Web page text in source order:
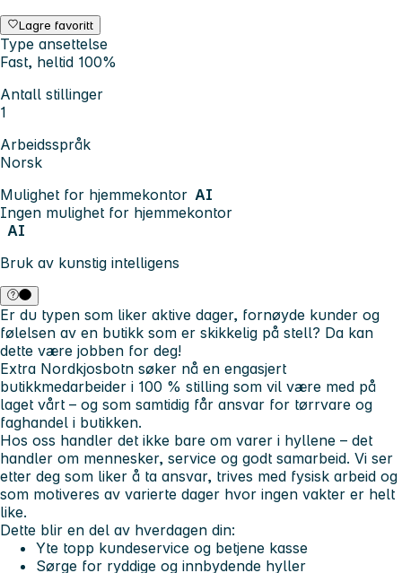
Lagre favoritt
Type ansettelse
Fast, heltid 100%
Antall stillinger
1
Arbeidsspråk
Norsk
Mulighet for hjemmekontor AI
Ingen mulighet for hjemmekontor
AI
Bruk av kunstig intelligens
Er du typen som liker aktive dager, fornøyde kunder og
følelsen av en butikk som er skikkelig på stell? Da kan
dette være jobben for deg!
Extra Nordkjosbotn søker nå en engasjert
butikkmedarbeider i 100 % stilling som vil være med på
laget vårt – og som samtidig får ansvar for tørrvare og
faghandel i butikken.
Hos oss handler det ikke bare om varer i hyllene – det
handler om mennesker, service og godt samarbeid. Vi ser
etter deg som liker å ta ansvar, trives med fysisk arbeid og
som motiveres av varierte dager hvor ingen vakter er helt
like.
Dette blir en del av hverdagen din:
Yte topp kundeservice og betjene kasse
Sørge for ryddige og innbydende hyller